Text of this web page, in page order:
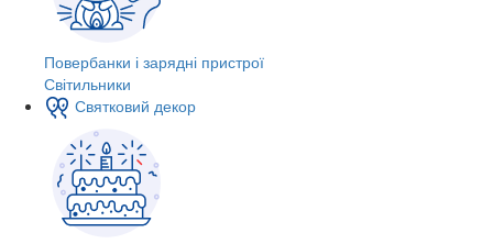
Повербанки і зарядні пристрої
Світильники
Святковий декор